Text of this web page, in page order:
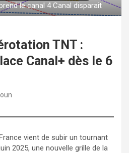
le canal 4 Canal disparait
TNT :
Canal+ dès le 6
vient de subir un tournant
2025, une nouvelle grille de la